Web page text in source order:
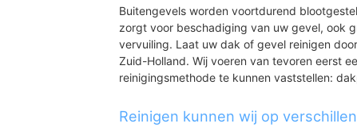
Buitengevels worden voortdurend
zorgt voor beschadiging van uw gevel, ook
vervuiling. Laat uw dak of gevel reinigen
Zuid-Holland. Wij voeren van tevoren eerst
reinigingsmethode te kunnen vaststellen:
Reinigen kunnen wij op